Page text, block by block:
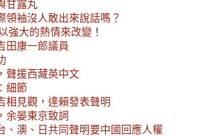
甘露丸
領袖沒人敢出來說話嗎？
強大的熱情來改變 ！
田康一郎議員
聲援西藏英中文
細節
相見觀，達賴發表聲明
余晏東京致詞
、澳、日共同聲明要中國回應人權